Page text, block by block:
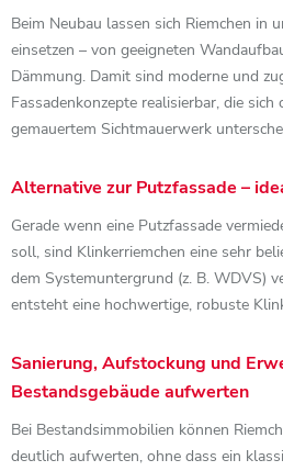
Beim Neubau lassen sich Riemchen in
einsetzen – von geeigneten
Dämmung. Damit sind moderne und
Fassadenkonzepte realisierbar, die
gemauertem Sichtmauerwerk
Alternative zur Putzfassade –
Gerade wenn eine Putzfassade
soll, sind Klinkerriemchen eine sehr
dem Systemuntergrund (z. B. WDVS)
entsteht eine hochwertige, robuste
Sanierung, Aufstockung und
Bestandsgebäude aufwerten
Bei Bestandsimmobilien können
deutlich aufwerten, ohne dass ein